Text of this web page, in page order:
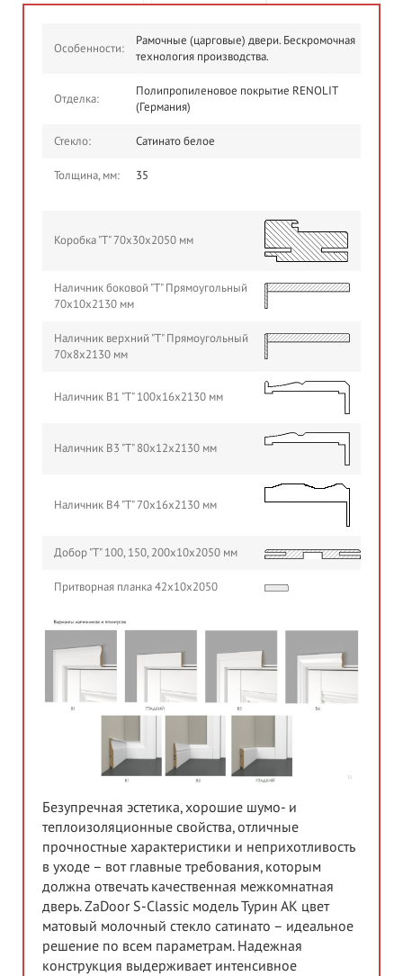
Особенности:
Рамочные (царговые) двери. Бескромочная
технология производства.
Отделка:
Полипропиленовое покрытие RENOLIT
(Германия)
Стекло: Сатинато белое
Толщина, мм: 35
Коробка "Т" 70х30х2050 мм
Наличник боковой "Т" Прямоугольный
70х10х2130 мм
Наличник верхний "Т" Прямоугольный
70х8х2130 мм
Наличник B1 "Т" 100х16х2130 мм
Наличник B3 "Т" 80х12х2130 мм
Наличник B4 "Т" 70х16х2130 мм
Добор "Т" 100, 150, 200х10х2050 мм
Притворная планка 42х10х2050
Безупречная эстетика, хорошие шумо- и
теплоизоляционные свойства, отличные
прочностные характеристики и неприхотливость
в уходе – вот главные требования, которым
должна отвечать качественная межкомнатная
дверь. ZaDoor S-Classic модель Турин АК цвет
матовый молочный стекло сатинато – идеальное
решение по всем параметрам. Надежная
конструкция выдерживает интенсивное